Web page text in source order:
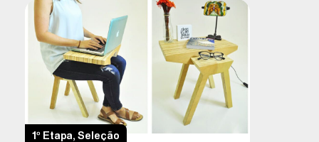
1º Etapa,Seleção